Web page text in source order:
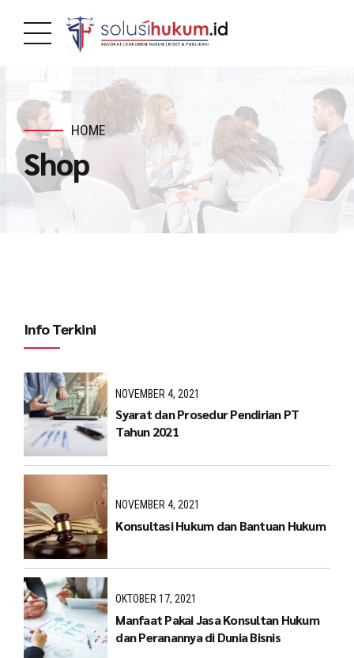
HOME
Shop
Info Terkini
NOVEMBER 4, 2021
Syarat dan Prosedur Pendirian PT
Tahun 2021
NOVEMBER 4, 2021
Konsultasi Hukum dan Bantuan Hukum
OKTOBER 17, 2021
Manfaat Pakai Jasa Konsultan Hukum
dan Peranannya di Dunia Bisnis